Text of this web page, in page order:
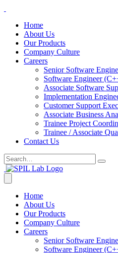
Home
About Us
Our Products
Company Culture
Careers
Senior Software
Software Engineer
Associate Software
Implementation
Customer Support
Associate Business
Trainee Project
Trainee / Associate
Contact Us
Home
About Us
Our Products
Company Culture
Careers
Senior Software
Software Engineer